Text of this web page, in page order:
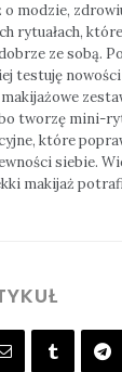
o modzie,
rytuałach,
ze sobą.
testuję
makijażowe
tworzę mini-
które
siebie.
makijaż